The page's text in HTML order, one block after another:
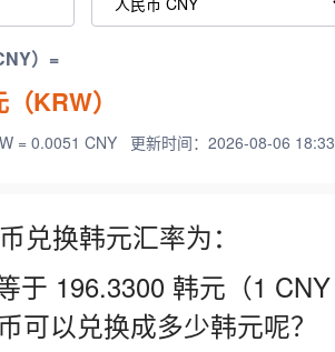
）=
KRW）
= 0.0051 CNY 更新时间：2026-08-06
兑换韩元汇率为：
于 196.3300 韩元（1
可以兑换成多少韩元呢？